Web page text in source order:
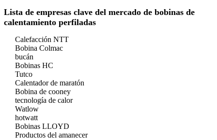
Lista de empresas clave del mercado de bobinas de
calentamiento perfiladas
Calefacción NTT
Bobina Colmac
bucán
Bobinas HC
Tutco
Calentador de maratón
Bobina de cooney
tecnología de calor
Watlow
hotwatt
Bobinas LLOYD
Productos del amanecer